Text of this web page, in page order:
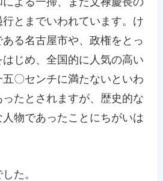
とまでいわれています。け
る名古屋市や、政権をとっ
じめ、全国的に人気の高い
〇センチに満たないといわ
たとされますが、歴史的な
物であったことにちがいは
た。